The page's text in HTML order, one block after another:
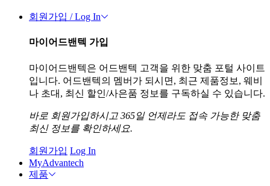
회원가입 / Log In
마이어드밴텍 가입
마이어드밴텍은 어드밴텍 고객을 위한 맞춤 포털 사이트
입니다. 어드밴텍의 멤버가 되시면, 최근 제품정보, 웨비
나 초대, 최신 할인/사은품 정보를 구독하실 수 있습니다.
바로 회원가입하시고 365일 언제라도 접속 가능한 맞춤
최신 정보를 확인하세요.
회원가입 Log In
MyAdvantech
제품